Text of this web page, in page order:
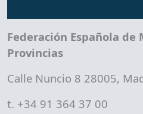
Federación Española de
Provincias
Calle Nuncio 8 28005,
t. +34 91 364 37 00